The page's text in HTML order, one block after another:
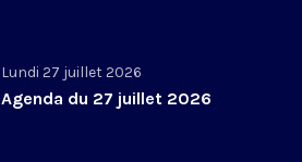
Lundi 27 juillet 2026
Agenda du 27 juillet 2026